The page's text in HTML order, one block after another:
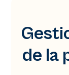
de la